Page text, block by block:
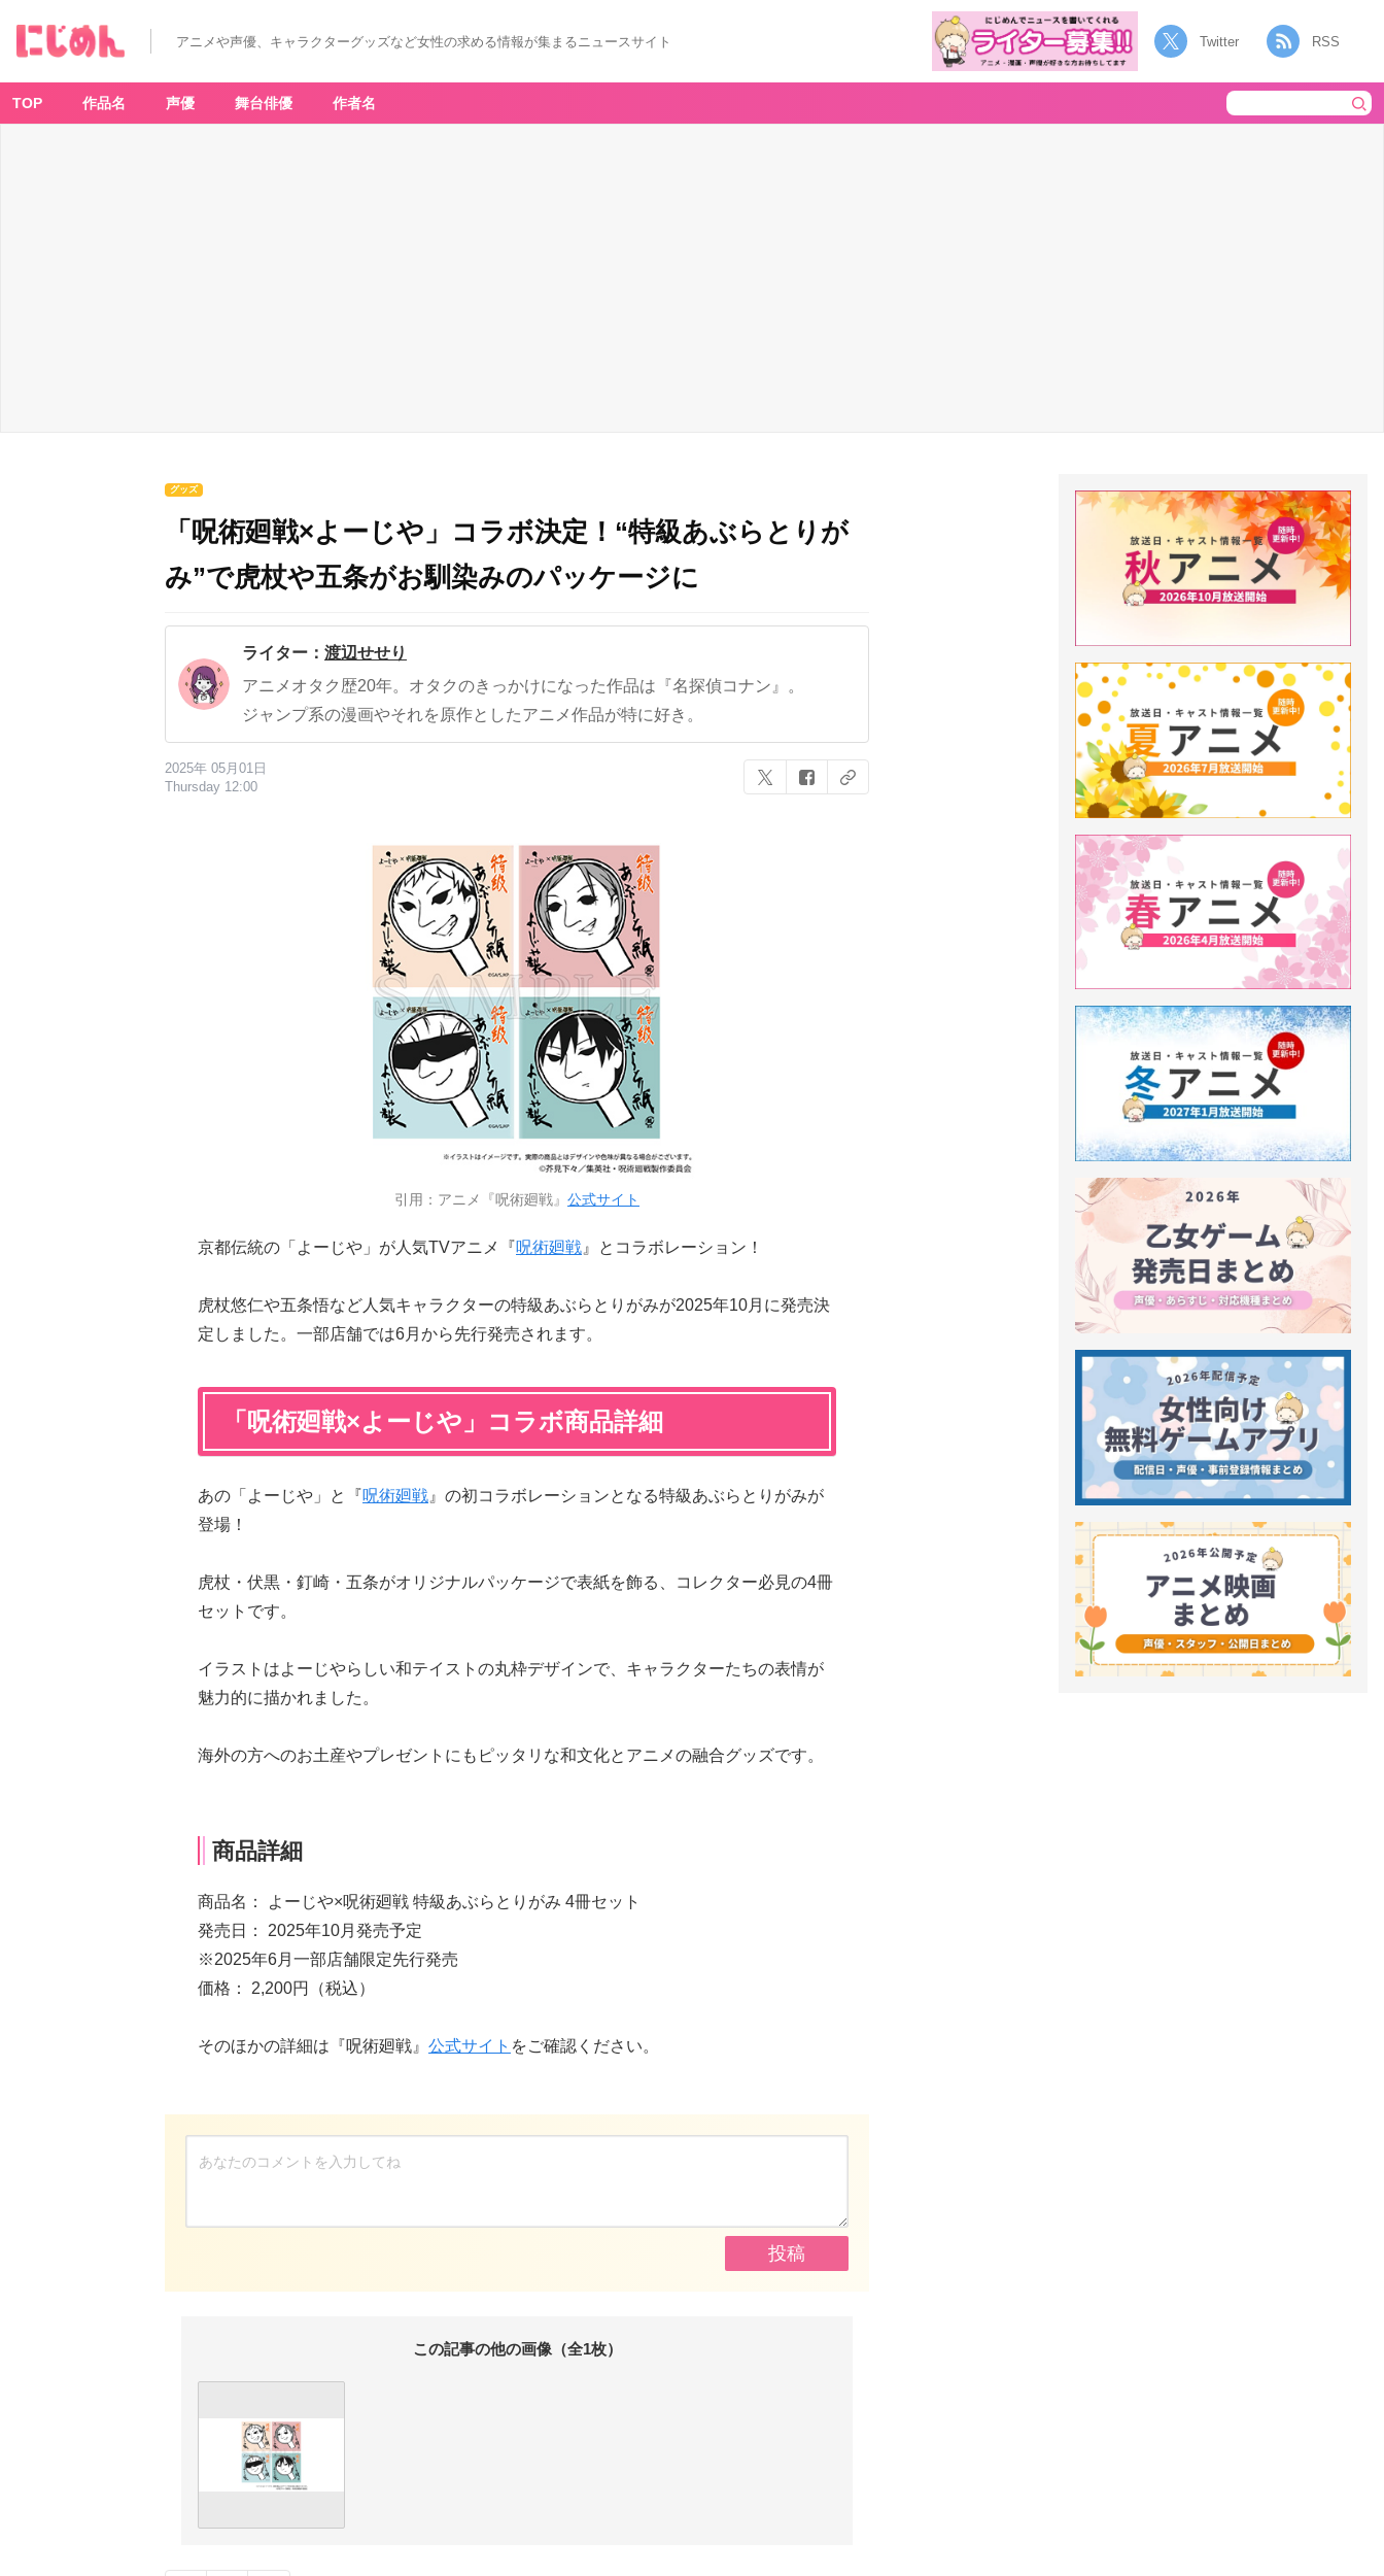
アニメや声優、キャラクターグッズなど女性の求める情報が集まるニュースサイト Twitter RSS
TOP 作品名 声優 舞台俳優 作者名
グッズ
「呪術廻戦×よーじや」コラボ決定！“特級あぶらとりが
み”で虎杖や五条がお馴染みのパッケージに
ライター： 渡辺せせり
アニメオタク歴20年。オタクのきっかけになった作品は『名探偵コナン』。
ジャンプ系の漫画やそれを原作としたアニメ作品が特に好き。
2025年 05月01日
Thursday 12:00
引用：アニメ『呪術廻戦』 公式サイト
京都伝統の「よーじや」が人気TVアニメ『呪術廻戦 』とコラボレーション！
虎杖悠仁や五条悟など人気キャラクターの特級あぶらとりがみが2025年10月に発売決
定しました。一部店舗では6月から先行発売されます。
「呪術廻戦×よーじや」コラボ商品詳細
あの「よーじや」と『呪術廻戦 』の初コラボレーションとなる特級あぶらとりがみが
登場！
虎杖・伏黒・釘崎・五条がオリジナルパッケージで表紙を飾る、コレクター必見の4冊
セットです。
イラストはよーじやらしい和テイストの丸枠デザインで、キャラクターたちの表情が
魅力的に描かれました。
海外の方へのお土産やプレゼントにもピッタリな和文化とアニメの融合グッズです。
商品詳細
商品名： よーじや×呪術廻戦 特級あぶらとりがみ 4冊セット
発売日： 2025年10月発売予定
※2025年6月一部店舗限定先行発売
価格： 2,200円（税込）
そのほかの詳細は『呪術廻戦』 公式サイト をご確認ください。
この記事の他の画像（全1枚）